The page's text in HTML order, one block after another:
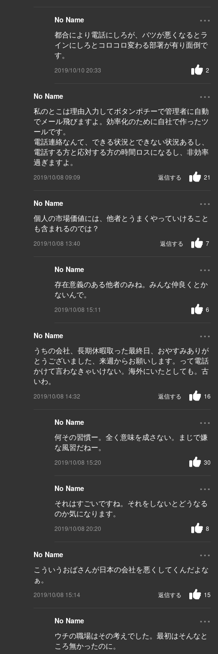
No Name ...
都合により電話にしろが、バツが悪くなるとラ
インにしろとコロコロ変わる部署が有り面倒で
す。
2019/10/10 20:33 2
No Name ...
私のとこは理由入力してボタンポチーで管理者に自動
でメール飛びますよ。効率化のために自社で作ったツ
ールです。
電話連絡なんて、できる状況とできない状況あるし、
電話する方と応対する方の時間ロスになるし、非効率
過ぎますよ。
2019/10/08 09:09 21
返信する
No Name ...
個人の市場価値には、他者とうまくやっていけること
も含まれるのでは？
2019/10/08 13:40 7
返信する
No Name ...
存在意義のある他者のみね。みんな仲良くとか
ないんで。
2019/10/08 15:11 6
No Name ...
うちの会社、長期休暇取った最終日、おやすみありが
とうございました、来週からお願いします。って電話
かけて言わなきゃいけない。海外にいたとしても。古
いわ。
2019/10/08 14:32 16
返信する
No Name ...
何その習慣ー。全く意味を成さない。まじで嫌
な風習だねー。
2019/10/08 15:20 30
No Name ...
それはすごいですね。それをしないとどうなる
のか気になります。
2019/10/08 20:20 8
No Name ...
こういうおばさんが日本の会社を悪くしてくんだよな
ぁ。
2019/10/08 15:14 15
返信する
No Name ...
ウチの職場はその考えでした。最初はそんなと
ころ無かったのに。